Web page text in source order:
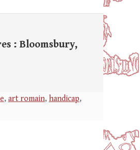
: Bloomsbury,
, art romain, handicap,